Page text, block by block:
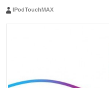
IPodTouchMAX